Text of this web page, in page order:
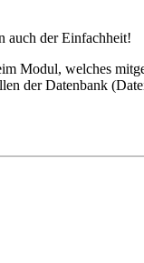
auch der Einfachheit!
Modul, welches
der Datenbank